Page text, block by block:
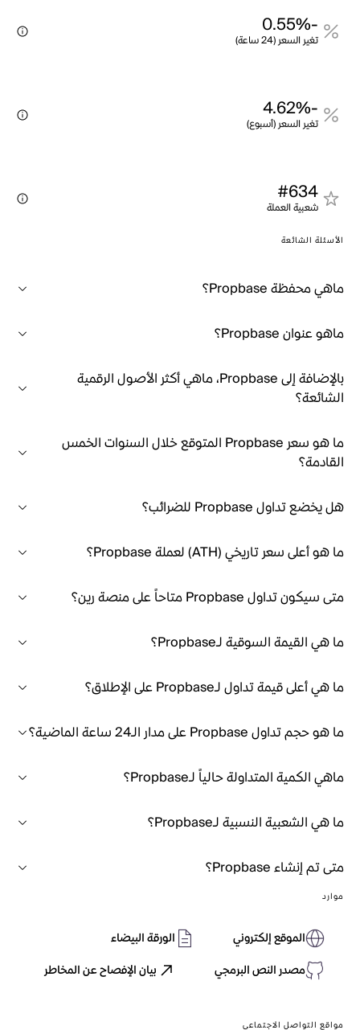
-0.55%
تغير السعر (24 ساعة)
-4.62%
تغير السعر (أسبوع)
#634
شعبية العملة
الأسئلة الشائعة
ماهي محفظة Propbase؟
ماهو عنوان Propbase؟
بالإضافة إلى Propbase، ماهي أكثر الأصول الرقمية
الشائعة؟
ما هو سعر Propbase المتوقع خلال السنوات الخمس
القادمة؟
هل يخضع تداول Propbase للضرائب؟
ما هو أعلى سعر تاريخي (ATH) لعملة Propbase؟
متى سيكون تداول Propbase متاحاً على منصة رين؟
ما هي القيمة السوقية لـPropbase؟
ما هي أعلى قيمة تداول لـPropbase على الإطلاق؟
ما هو حجم تداول Propbase على مدار الـ24 ساعة الماضية؟
ماهي الكمية المتداولة حالياً لـPropbase؟
ما هي الشعبية النسبية لـPropbase؟
متى تم إنشاء Propbase؟
موارد
الموقع إلكتروني
الورقة البيضاء
مصدر النص البرمجي
بيان الإفصاح عن المخاطر
مواقع التواصل الاجتماعي